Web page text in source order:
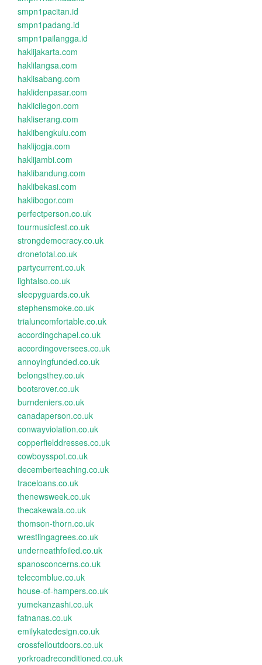
smpn1pacitan.id
smpn1padang.id
smpn1pailangga.id
haklijakarta.com
haklilangsa.com
haklisabang.com
haklidenpasar.com
haklicilegon.com
hakliserang.com
haklibengkulu.com
haklijogja.com
haklijambi.com
haklibandung.com
haklibekasi.com
haklibogor.com
perfectperson.co.uk
tourmusicfest.co.uk
strongdemocracy.co.uk
dronetotal.co.uk
partycurrent.co.uk
lightalso.co.uk
sleepyguards.co.uk
stephensmoke.co.uk
trialuncomfortable.co.uk
accordingchapel.co.uk
accordingoversees.co.uk
annoyingfunded.co.uk
belongsthey.co.uk
bootsrover.co.uk
burndeniers.co.uk
canadaperson.co.uk
conwayviolation.co.uk
copperfielddresses.co.uk
cowboysspot.co.uk
decemberteaching.co.uk
traceloans.co.uk
thenewsweek.co.uk
thecakewala.co.uk
thomson-thorn.co.uk
wrestlingagrees.co.uk
underneathfoiled.co.uk
spanosconcerns.co.uk
telecomblue.co.uk
house-of-hampers.co.uk
yumekanzashi.co.uk
fatnanas.co.uk
emilykatedesign.co.uk
crossfelloutdoors.co.uk
yorkroadreconditioned.co.uk